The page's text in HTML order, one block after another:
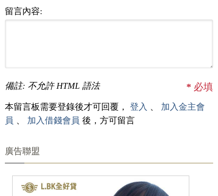
留言內容:
備註: 不允許 HTML 語法 * 必填
本留言板需要登錄後才可回覆， 登入 、 加入金主會
員 、 加入借錢會員 後，方可留言
廣告聯盟